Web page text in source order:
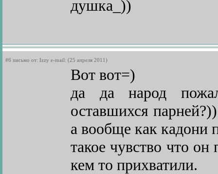
душка_))
#6 письмо от: Izzy e-mail: (25 апреля 2011)
Вот вот=)
да да народ
оставшихся
а вообще как кадони
такое чувство что
кем то прихватили.